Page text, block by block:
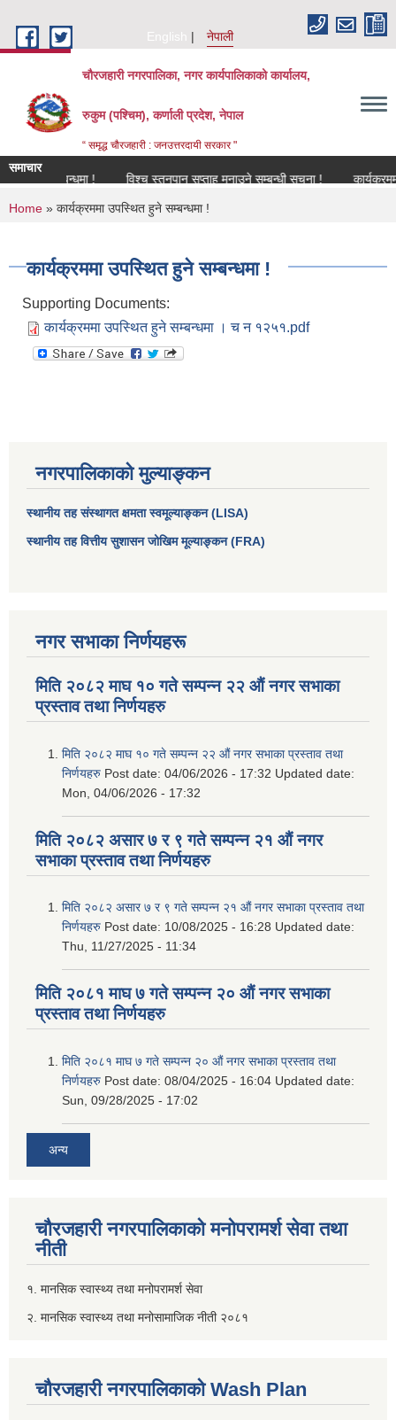
English
नेपाली
चौरजहारी नगरपालिका, नगर कार्यपालिकाको कार्यालय,
रुकुम (पश्चिम), कर्णाली प्रदेश, नेपाल
“ समृद्ध चौरजहारी : जनउत्तरदायी सरकार "
समाचार
विश्च स्तनपान सप्ताह मनाउने सम्बन्धी सूचना ! कार्यक्रममा
You are here
Home » कार्यक्रममा उपस्थित हुने सम्बन्धमा !
कार्यक्रममा उपस्थित हुने सम्बन्धमा !
Supporting Documents:
कार्यक्रममा उपस्थित हुने सम्बन्धमा । च न १२५१.pdf
नगरपालिकाको मुल्याङ्कन
स्थानीय तह संस्थागत क्षमता स्वमूल्याङ्कन (LISA)
स्थानीय तह वित्तीय सुशासन जोखिम मूल्याङ्कन (FRA)
नगर सभाका निर्णयहरू
मिति २०८२ माघ १० गते सम्पन्न २२ औं नगर सभाका
प्रस्ताव तथा निर्णयहरु
मिति २०८२ माघ १० गते सम्पन्न २२ औं नगर सभाका प्रस्ताव तथा
निर्णयहरु Post date: 04/06/2026 - 17:32 Updated date:
Mon, 04/06/2026 - 17:32
मिति २०८२ असार ७ र ९ गते सम्पन्न २१ औं नगर
सभाका प्रस्ताव तथा निर्णयहरु
मिति २०८२ असार ७ र ९ गते सम्पन्न २१ औं नगर सभाका प्रस्ताव तथा
निर्णयहरु Post date: 10/08/2025 - 16:28 Updated date:
Thu, 11/27/2025 - 11:34
मिति २०८१ माघ ७ गते सम्पन्न २० औं नगर सभाका
प्रस्ताव तथा निर्णयहरु
मिति २०८१ माघ ७ गते सम्पन्न २० औं नगर सभाका प्रस्ताव तथा
निर्णयहरु Post date: 08/04/2025 - 16:04 Updated date:
Sun, 09/28/2025 - 17:02
अन्य
चौरजहारी नगरपालिकाको मनोपरामर्श सेवा तथा
नीती
१. मानसिक स्वास्थ्य तथा मनोपरामर्श सेवा
२. मानसिक स्वास्थ्य तथा मनोसामाजिक नीती २०८१
चौरजहारी नगरपालिकाको Wash Plan